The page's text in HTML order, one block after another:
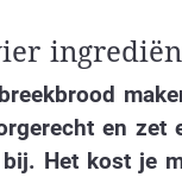
en zet
Het kost je